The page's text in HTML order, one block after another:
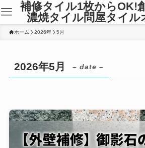
補修タイル1枚からOK!
濃焼タイル問屋タイル
ホーム 2026年 5月
2026年5月 – date –